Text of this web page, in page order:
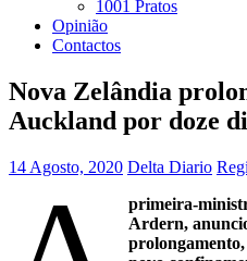
1001 Pratos
Opinião
Contactos
Nova Zelândia
Auckland por doze
14 Agosto, 2020 Delta Diario
primeira-
Ardern,